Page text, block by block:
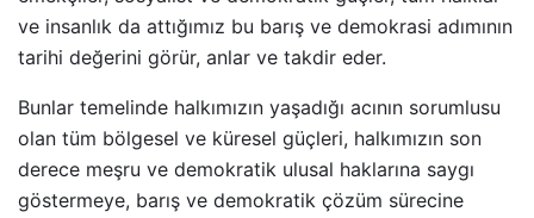
ve insanlık da attığımız bu barış ve demokrasi adımının
tarihi değerini görür, anlar ve takdir eder.
Bunlar temelinde halkımızın yaşadığı acının sorumlusu
olan tüm bölgesel ve küresel güçleri, halkımızın son
derece meşru ve demokratik ulusal haklarına saygı
göstermeye, barış ve demokratik çözüm sürecine